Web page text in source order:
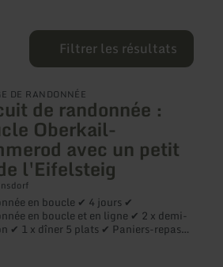
Filtrer les résultats
DE RANDONNÉE
de randonnée :
Oberkail-
avec un petit
l'Eifelsteig
en boucle ✔ 4 jours ✔
en boucle et en ligne ✔ 2 x demi-
✔ 1 x dîner 5 plats ✔ Paniers-repas